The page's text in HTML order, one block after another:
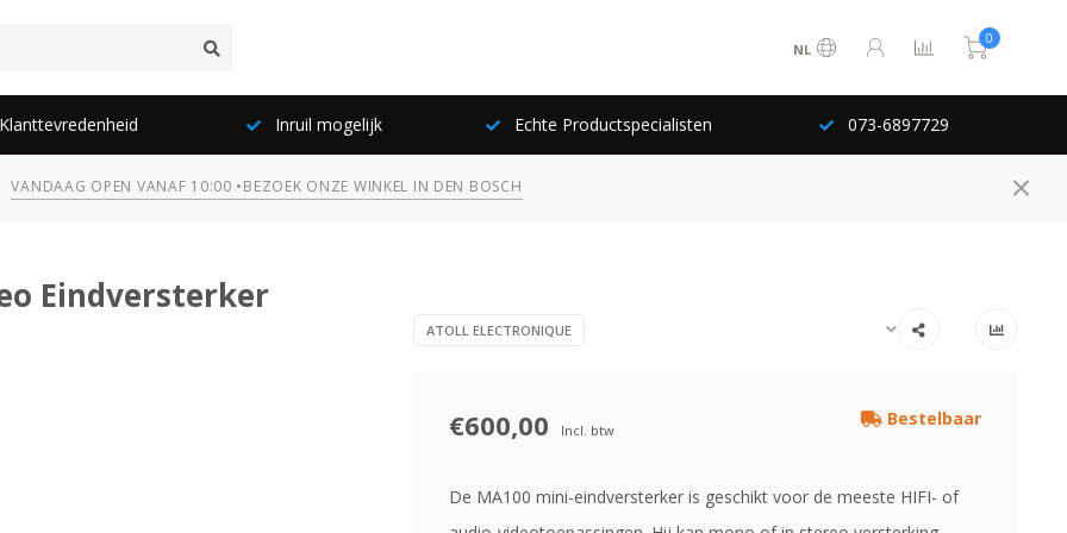
NL
0
Inruil mogelijk Echte Productspecialisten 073-6897729
VANDAAG OPEN VANAF 10:00 •BEZOEK ONZE WINKEL IN DEN BOSCH
Eindversterker
ATOLL ELECTRONIQUE
€600,00 Incl. btw
Bestelbaar
De MA100 mini-eindversterker is geschikt voor de meeste HIFI- of